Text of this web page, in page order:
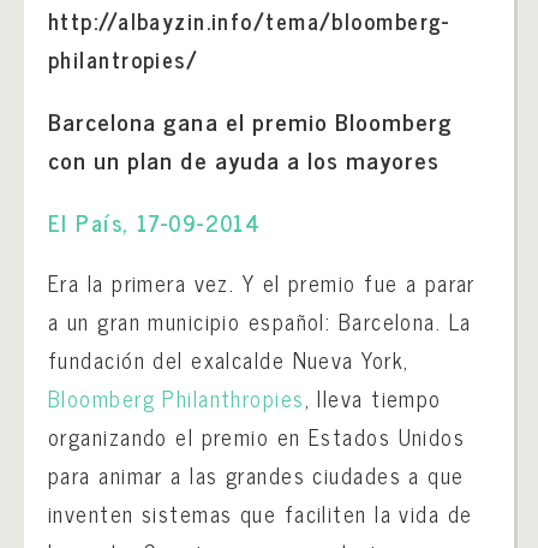
http://albayzin.info/tema/bloomberg-
philantropies/
Barcelona gana el premio Bloomberg
con un plan de ayuda a los mayores
El País, 17-09-2014
Era la primera vez. Y el premio fue a parar
a un gran municipio español: Barcelona. La
fundación del exalcalde Nueva York,
Bloomberg Philanthropies, lleva tiempo
organizando el premio en Estados Unidos
para animar a las grandes ciudades a que
inventen sistemas que faciliten la vida de